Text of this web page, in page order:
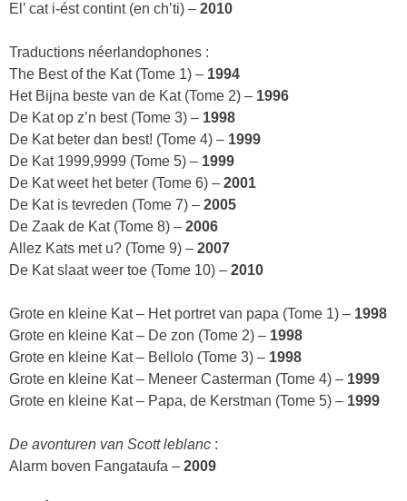
El’ cat i-ést contint (en ch’ti) – 2010
Traductions néerlandophones :
The Best of the Kat (Tome 1) – 1994
Het Bijna beste van de Kat (Tome 2) – 1996
De Kat op z’n best (Tome 3) – 1998
De Kat beter dan best! (Tome 4) – 1999
De Kat 1999,9999 (Tome 5) – 1999
De Kat weet het beter (Tome 6) – 2001
De Kat is tevreden (Tome 7) – 2005
De Zaak de Kat (Tome 8) – 2006
Allez Kats met u? (Tome 9) – 2007
De Kat slaat weer toe (Tome 10) – 2010
Grote en kleine Kat – Het portret van papa (Tome 1) – 1998
Grote en kleine Kat – De zon (Tome 2) – 1998
Grote en kleine Kat – Bellolo (Tome 3) – 1998
Grote en kleine Kat – Meneer Casterman (Tome 4) – 1999
Grote en kleine Kat – Papa, de Kerstman (Tome 5) – 1999
De avonturen van Scott leblanc :
Alarm boven Fangataufa – 2009